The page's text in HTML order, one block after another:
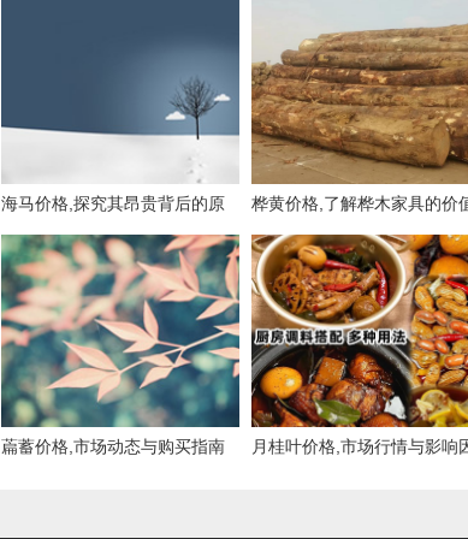
海马价格,探究其昂贵背后的原
因与市场现状
桦黄价格,了解桦木家具的价
与市场行情
萹蓄价格,市场动态与购买指南
月桂叶价格,市场行情与影响